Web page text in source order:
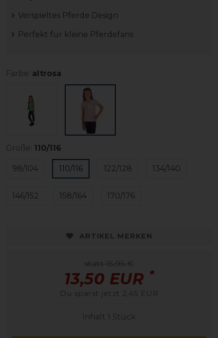
Verspieltes Pferde Design
Perfekt für kleine Pferdefans
Farbe: altrosa
Größe: 110/116
98/104 110/116 122/128 134/140
146/152 158/164 170/176
ARTIKEL MERKEN
statt 15,95 €
13,50 EUR *
Du sparst jetzt 2,45 EUR
Inhalt 1 Stück